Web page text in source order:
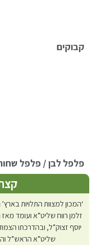
קבוקים
פלפל לבן / פלפל
‘המכון למצוות התלויות
זלמן רווח שליט”א ועומד
יוסף זצוק”ל, ובהדרכתו
שליט”א הראש”ל